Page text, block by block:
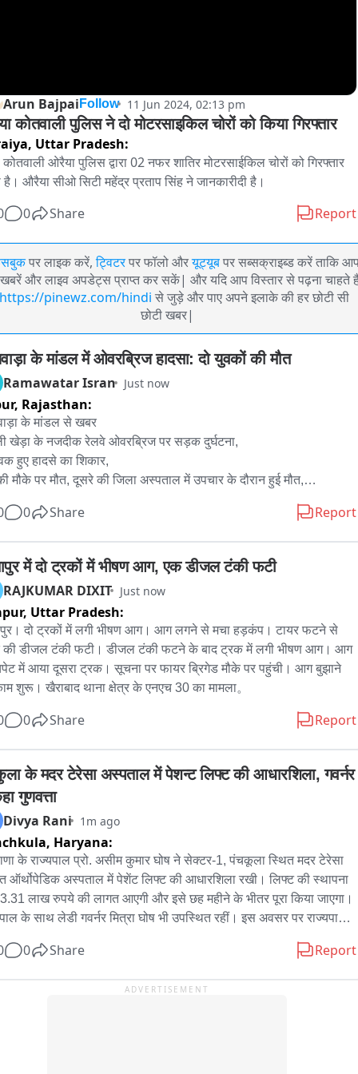
Arun Bajpai Follow 11 Jun 2024, 02:13 pm
कोतवाली पुलिस ने दो मोटरसाइकिल चोरों को किया गिरफ्तार
Uttar Pradesh:
कोतवाली ओरैया पुलिस द्वारा 02 नफर शातिर मोटरसाईकिल चोरों को गिरफ्तार
है। औरैया सीओ सिटी महेंद्र प्रताप सिंह ने जानकारीदी है।
0 Share Report
पर लाइक करें, ट्विटर पर फॉलो औरयूट्यूब पर सब्सक्राइब्ड करें ताकि
खबरें और लाइव अपडेट्स प्राप्त कर सकें| और यदि आप विस्तार से पढ़ना चाहते
https://pinewz.com/hindi से जुड़े और पाए अपने इलाके की हर छोटी सी
छोटी खबर|
के मांडल में ओवरब्रिज हादसा: दो युवकों की मौत
Ramawatar Isran Just now
Rajasthan:
के मांडल से खबर
खेड़ा के नजदीक रेलवे ओवरब्रिज पर सड़क दुर्घटना,
हुए हादसे का शिकार,
मौके पर मौत, दूसरे की जिला अस्पताल में उपचार के दौरान हुई मौत,
के बाद मौके पर पहुंची पुलिस,
के शव मोर्चरी में रखवाये गये,
राजा चौहान, अजय चौहान की मौत हुई,
जांच जारी,
0 Share Report
में दो ट्रकों में भीषण आग, एक डीजल टंकी फटी
RAJKUMAR DIXIT Just now
Uttar Pradesh:
दो ट्रकों में लगी भीषण आग। आग लगने से मचा हड़कंप। टायर फटने से
डीजल टंकी फटी। डीजल टंकी फटने के बाद ट्रक में लगी भीषण आग। आग
में आया दूसरा ट्रक। सूचना पर फायर ब्रिगेड मौके पर पहुंची। आग बुझाने
शुरू। खैराबाद थाना क्षेत्र के एनएच 30 का मामला。
0 Share Report
के मदर टेरेसा अस्पताल में पेशन्ट लिफ्ट की आधारशिला, गवर्नर
गुणवत्ता
Divya Rani 1m ago
Haryana:
के राज्यपाल प्रो. असीम कुमार घोष ने सेक्टर-1, पंचकूला स्थित मदर टेरेसा
ऑर्थोपेडिक अस्पताल में पेशेंट लिफ्ट की आधारशिला रखी। लिफ्ट की स्थापना
लाख रुपये की लागत आएगी और इसे छह महीने के भीतर पूरा किया जाएगा।
के साथ लेडी गवर्नर मित्रा घोष भी उपस्थित रहीं। इस अवसर पर राज्यपाल
एवं मानकों के अनुरूप की जाए तथा कार्य में गुणवत्ता के उच्चतम मानकों का पालन
सामग्री उच्च गुणवत्ता की हो ताकि मरीजों एवं उनके परिजनों की सुरक्षा एवं
0 Share Report
ADVERTISEMENT